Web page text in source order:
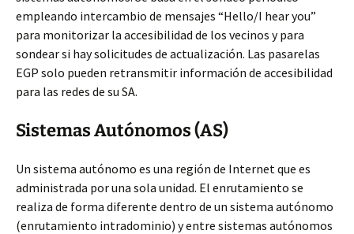
empleando intercambio de mensajes “Hello/I hear you”
para monitorizar la accesibilidad de los vecinos y para
sondear si hay solicitudes de actualización. Las pasarelas
EGP solo pueden retransmitir información de accesibilidad
para las redes de su SA.
Sistemas Autónomos (AS)
Un sistema autónomo es una región de Internet que es
administrada por una sola unidad. El enrutamiento se
realiza de forma diferente dentro de un sistema autónomo
(enrutamiento intradominio) y entre sistemas autónomos